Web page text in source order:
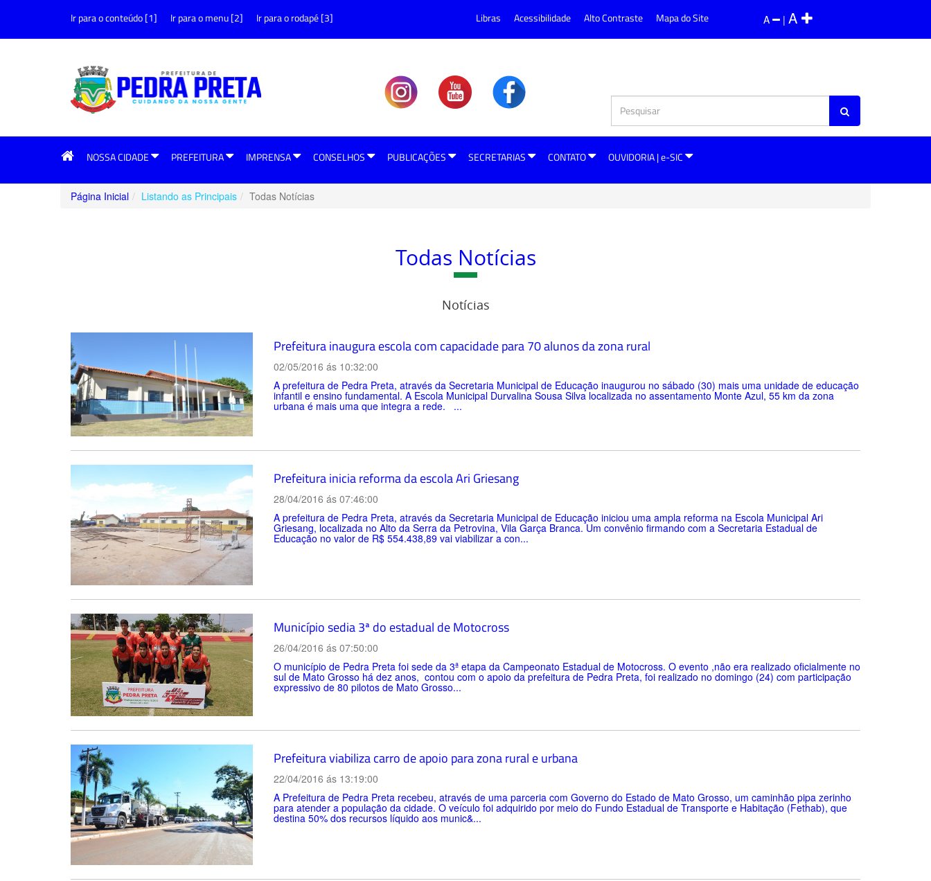
Ir para o conteúdo [1] Ir para o menu [2] Ir para o rodapé [3] A | A
Libras Acessibilidade Alto Contraste Mapa do Site
NOSSA CIDADE PREFEITURA IMPRENSA CONSELHOS PUBLICAÇÕES SECRETARIAS CONTATO OUVIDORIA | e-SIC
Página Inicial Listando as Principais Todas Notícias
Todas Notícias
Notícias
Prefeitura inaugura escola com capacidade para 70 alunos da zona rural
02/05/2016 ás 10:32:00
A prefeitura de Pedra Preta, através da Secretaria Municipal de Educação inaugurou no sábado (30) mais uma unidade de educação
infantil e ensino fundamental. A Escola Municipal Durvalina Sousa Silva localizada no assentamento Monte Azul, 55 km da zona
urbana é mais uma que integra a rede. ...
Prefeitura inicia reforma da escola Ari Griesang
28/04/2016 ás 07:46:00
A prefeitura de Pedra Preta, através da Secretaria Municipal de Educação iniciou uma ampla reforma na Escola Municipal Ari
Griesang, localizada no Alto da Serra da Petrovina, Vila Garça Branca. Um convênio firmando com a Secretaria Estadual de
Educação no valor de R$ 554.438,89 vai viabilizar a con...
Município sedia 3ª do estadual de Motocross
26/04/2016 ás 07:50:00
O município de Pedra Preta foi sede da 3ª etapa da Campeonato Estadual de Motocross. O evento ,não era realizado oficialmente no
sul de Mato Grosso há dez anos, contou com o apoio da prefeitura de Pedra Preta, foi realizado no domingo (24) com participação
expressivo de 80 pilotos de Mato Grosso...
Prefeitura viabiliza carro de apoio para zona rural e urbana
22/04/2016 ás 13:19:00
A Prefeitura de Pedra Preta recebeu, através de uma parceria com Governo do Estado de Mato Grosso, um caminhão pipa zerinho
para atender a população da cidade. O veículo foi adquirido por meio do Fundo Estadual de Transporte e Habitação (Fethab), que
destina 50% dos recursos líquido aos munic&...